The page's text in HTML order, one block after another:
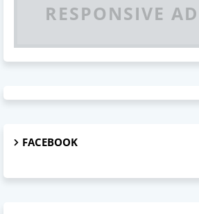
RESPONSIVE
FACEBOOK